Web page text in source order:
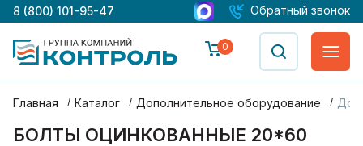
8 (800) 101-95-47 Обратный звонок
0
Главная Каталог Дополнительное оборудование
БОЛТЫ ОЦИНКОВАННЫЕ 20*60